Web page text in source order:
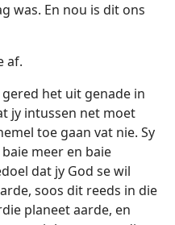
was. En nou is dit ons
af.
het uit genade in
jy intussen net moet
toe gaan vat nie. Sy
meer en baie
dat jy God se wil
soos dit reeds in die
planeet aarde, en